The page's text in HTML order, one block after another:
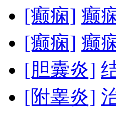
[癫痫] 癫
[癫痫] 癫
[胆囊炎]
[附睾炎]